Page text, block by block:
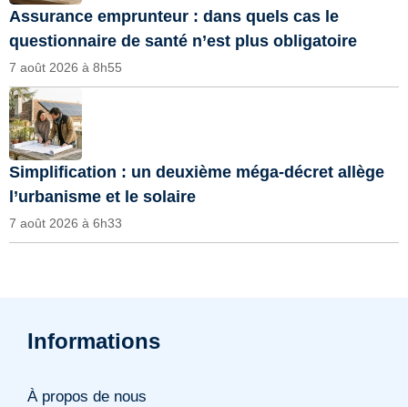
Assurance emprunteur : dans quels cas le
questionnaire de santé n’est plus obligatoire
7 août 2026 à 8h55
Simplification : un deuxième méga-décret allège
l’urbanisme et le solaire
7 août 2026 à 6h33
Informations
À propos de nous